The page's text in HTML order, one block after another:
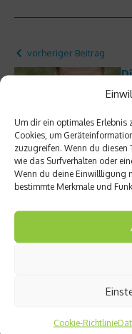
Um dir ein optimales Erlebnis
Cookies, um
zuzugreifen. Wenn du diesen
wie das Surfverhalten oder
Wenn du deine Einwillligung
bestimmte Merkmale und
Cookie-Richtlinie
vorheriger Beitrag